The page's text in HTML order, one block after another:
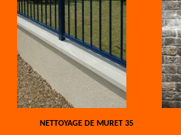
NETTOYAGE DE MURET 35